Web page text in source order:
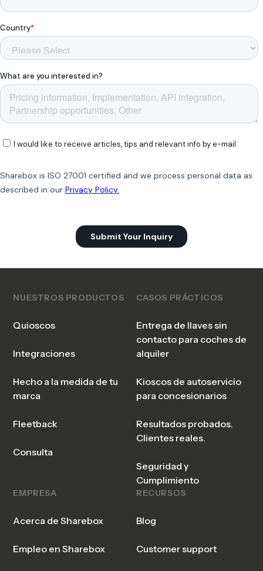
NUESTROS PRODUCTOS
Quioscos
Integraciones
Hecho a la medida de tu
marca
Fleetback
Consulta
CASOS PRÁCTICOS
Entrega de llaves sin
contacto para coches de
alquiler
Kioscos de autoservicio
para concesionarios
Resultados probados.
Clientes reales.
Seguridad y
Cumplimiento
EMPRESA
Acerca de Sharebox
Empleo en Sharebox
RECURSOS
Blog
Customer support